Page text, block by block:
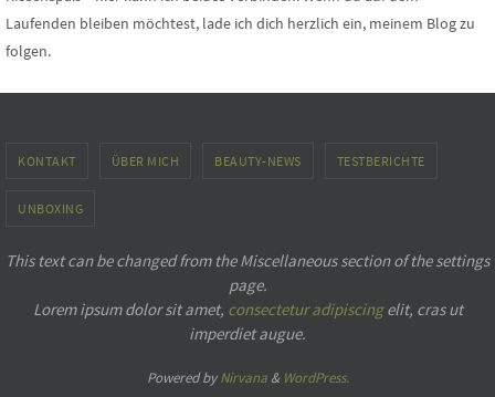
Laufenden bleiben möchtest, lade ich dich herzlich ein, meinem Blog zu
folgen.
KONTAKT ÜBER MICH BEAUTY-NEWS TESTBERICHTE
UNBOXING
This text can be changed from the Miscellaneous section of the settings
page.
Lorem ipsumdolor sit amet, consectetur adipiscingelit, cras ut
imperdiet augue.
Powered byNirvana& WordPress.